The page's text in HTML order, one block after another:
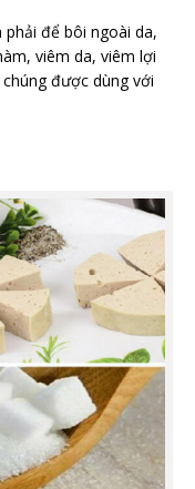
để bôi ngoài da,
viêm da, viêm lợi
được dùng với